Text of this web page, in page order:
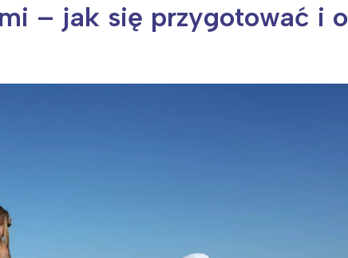
– jak się przygotować i o